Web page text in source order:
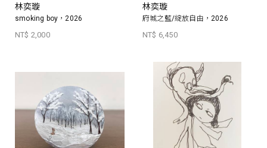
林奕璇
smoking boy，2026
NT$ 2,000
林奕璇
府城之藍/綻放自由，2026
NT$ 6,450